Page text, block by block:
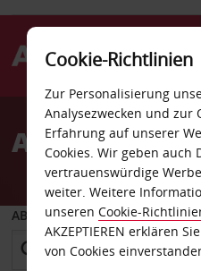
Avis
ABHOLEN VON
Cookie-Richtlinien
Zur Personalisierung
Analysezwecken und
Erfahrung auf unserer
Cookies. Wir geben auch
vertrauenswürdige
weiter. Weitere
unseren Cookie-
AKZEPTIEREN erklären
von Cookies